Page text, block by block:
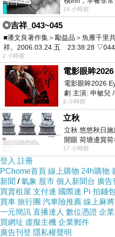
耳邊只有偶而呼呼吹過的
往常得要沿途解說，反而
草、欣賞風景及拍照的
座太容易就能登頂的百
來，在過去的經驗裡，大
視野太好、景致美麗而
嘩。這次上到山頂卻是
同時聚在山頂，但少了
擠，甚至金翼白眉也來
靜的力量是這麼地大。
耀大哥也是遲遲不忍打
適自在。
從石門山下來，回到
那段行程，也是新的經驗
合歡山區，這段路程卻是
看到工作人員拿
19 小時前
◎吉祥_043~045
■潘文良著作集＞勵益品＞魚雁千里
祥。2006.03.24.五 23:38:28
2 小時前
電影眼眸
電影眼眸2026
劇 主演: 申敏兒
眸2026描述攝影
8 小時前
立秋
立秋 悠悠秋日
開眼 荷塘邊賞
望 風中飄逸的是
17 小時前
登入 註冊
PChome首頁 線上購物 24h購物
新聞 /氣象 股市 個人新聞台 廣告
買賣租屋 支付連 國際連 Pi 拍錢
買車 旅行團 汽車險推薦 線上麻將
一元簡訊 直播達人 數位憑證 企
買網址 虛擬主機 企業郵件
廣告刊登 隱私權聲明